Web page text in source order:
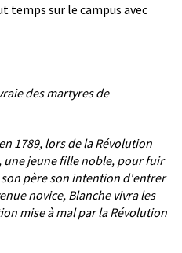
sur le campus avec
des martyres de
1789, lors de la Révolution
une jeune fille noble, pour fuir
père son intention d'entrer
novice, Blanche vivra les
mise à mal par la Révolution